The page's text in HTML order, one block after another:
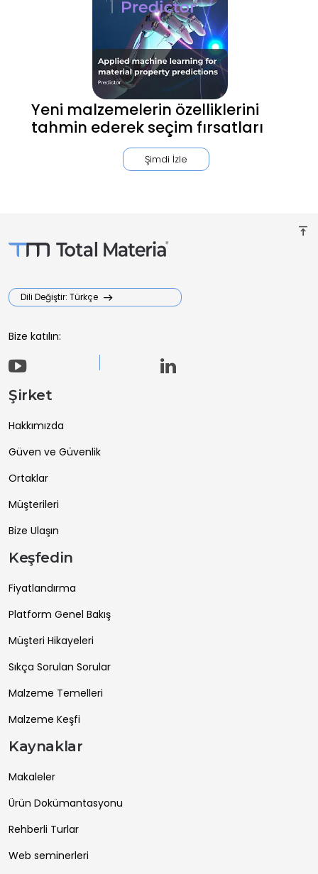
Yeni malzemelerin özelliklerini
tahmin ederek seçim fırsatları
Şimdi İzle
vertical_align_top
Dili Değiştir: Türkçe
Bize katılın:
Şirket
Hakkımızda
Güven ve Güvenlik
Ortaklar
Müşterileri
Bize Ulaşın
Keşfedin
Fiyatlandırma
Platform Genel Bakış
Müşteri Hikayeleri
Sıkça Sorulan Sorular
Malzeme Temelleri
Malzeme Keşfi
Kaynaklar
Makaleler
Ürün Dokümantasyonu
Rehberli Turlar
Web seminerleri